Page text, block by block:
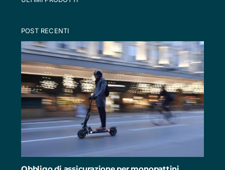
POST RECENTI